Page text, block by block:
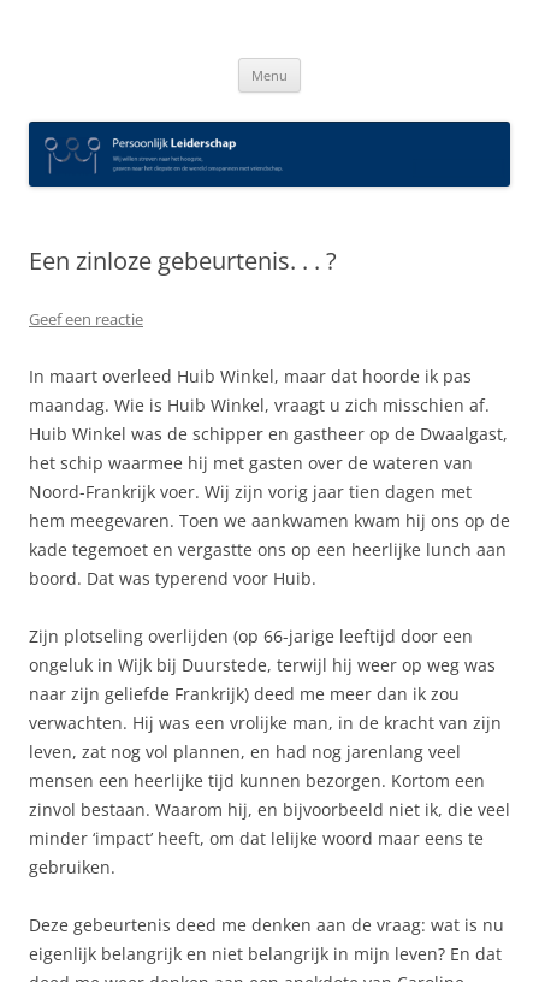
Menu
Een zinloze gebeurtenis. . . ?
Geef een reactie
In maart overleed Huib Winkel, maar dat hoorde ik pas
maandag. Wie is Huib Winkel, vraagt u zich misschien af.
Huib Winkel was de schipper en gastheer op de Dwaalgast,
het schip waarmee hij met gasten over de wateren van
Noord-Frankrijk voer. Wij zijn vorig jaar tien dagen met
hem meegevaren. Toen we aankwamen kwam hij ons op de
kade tegemoet en vergastte ons op een heerlijke lunch aan
boord. Dat was typerend voor Huib.
Zijn plotseling overlijden (op 66-jarige leeftijd door een
ongeluk in Wijk bij Duurstede, terwijl hij weer op weg was
naar zijn geliefde Frankrijk) deed me meer dan ik zou
verwachten. Hij was een vrolijke man, in de kracht van zijn
leven, zat nog vol plannen, en had nog jarenlang veel
mensen een heerlijke tijd kunnen bezorgen. Kortom een
zinvol bestaan. Waarom hij, en bijvoorbeeld niet ik, die veel
minder ‘impact’ heeft, om dat lelijke woord maar eens te
gebruiken.
Deze gebeurtenis deed me denken aan de vraag: wat is nu
eigenlijk belangrijk en niet belangrijk in mijn leven? En dat